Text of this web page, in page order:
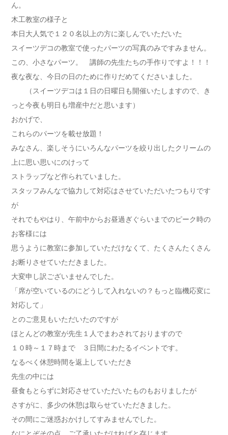
ん。
木工教室の様子と
本日大人気で１２０名以上の方に楽しんでいただいた
スイーツデコの教室で使ったパーツの写真のみですみません。
この、小さなパーツ。 講師の先生たちの手作りですよ！！！
夜な夜な、今日の日のために作りだめてくださいました。
（スイーツデコは１日の日曜日も開催いたしますので、き
っと今夜も明日も増産中だと思います）
おかげで、
これらのパーツを載せ放題！
みなさん、楽しそうにいろんなパーツを絞り出したクリームの
上に思い思いにのけって
ストラップなど作られていました。
スタッフみんなで協力して対応はさせていただいたつもりです
が
それでもやはり、午前中からお昼過ぎぐらいまでのピーク時の
お客様には
思うように教室に参加していただけなくて、たくさんたくさん
お断りさせていただきました。
大変申し訳ございませんでした。
「席が空いているのにどうして入れないの？もっと臨機応変に
対応して」
とのご意見もいただいたのですが
ほとんどの教室が先生１人でまわされておりますので
１０時～１７時まで ３日間にわたるイベントです。
なるべく休憩時間を返上していただき
先生の中には
昼食もとらずに対応させていただいたものもおりましたが
さすがに、多少の休憩は取らせていただきました。
その間にご迷惑おかけしてすみませんでした。
なにとぞその点、ご了承いただければと存じます。